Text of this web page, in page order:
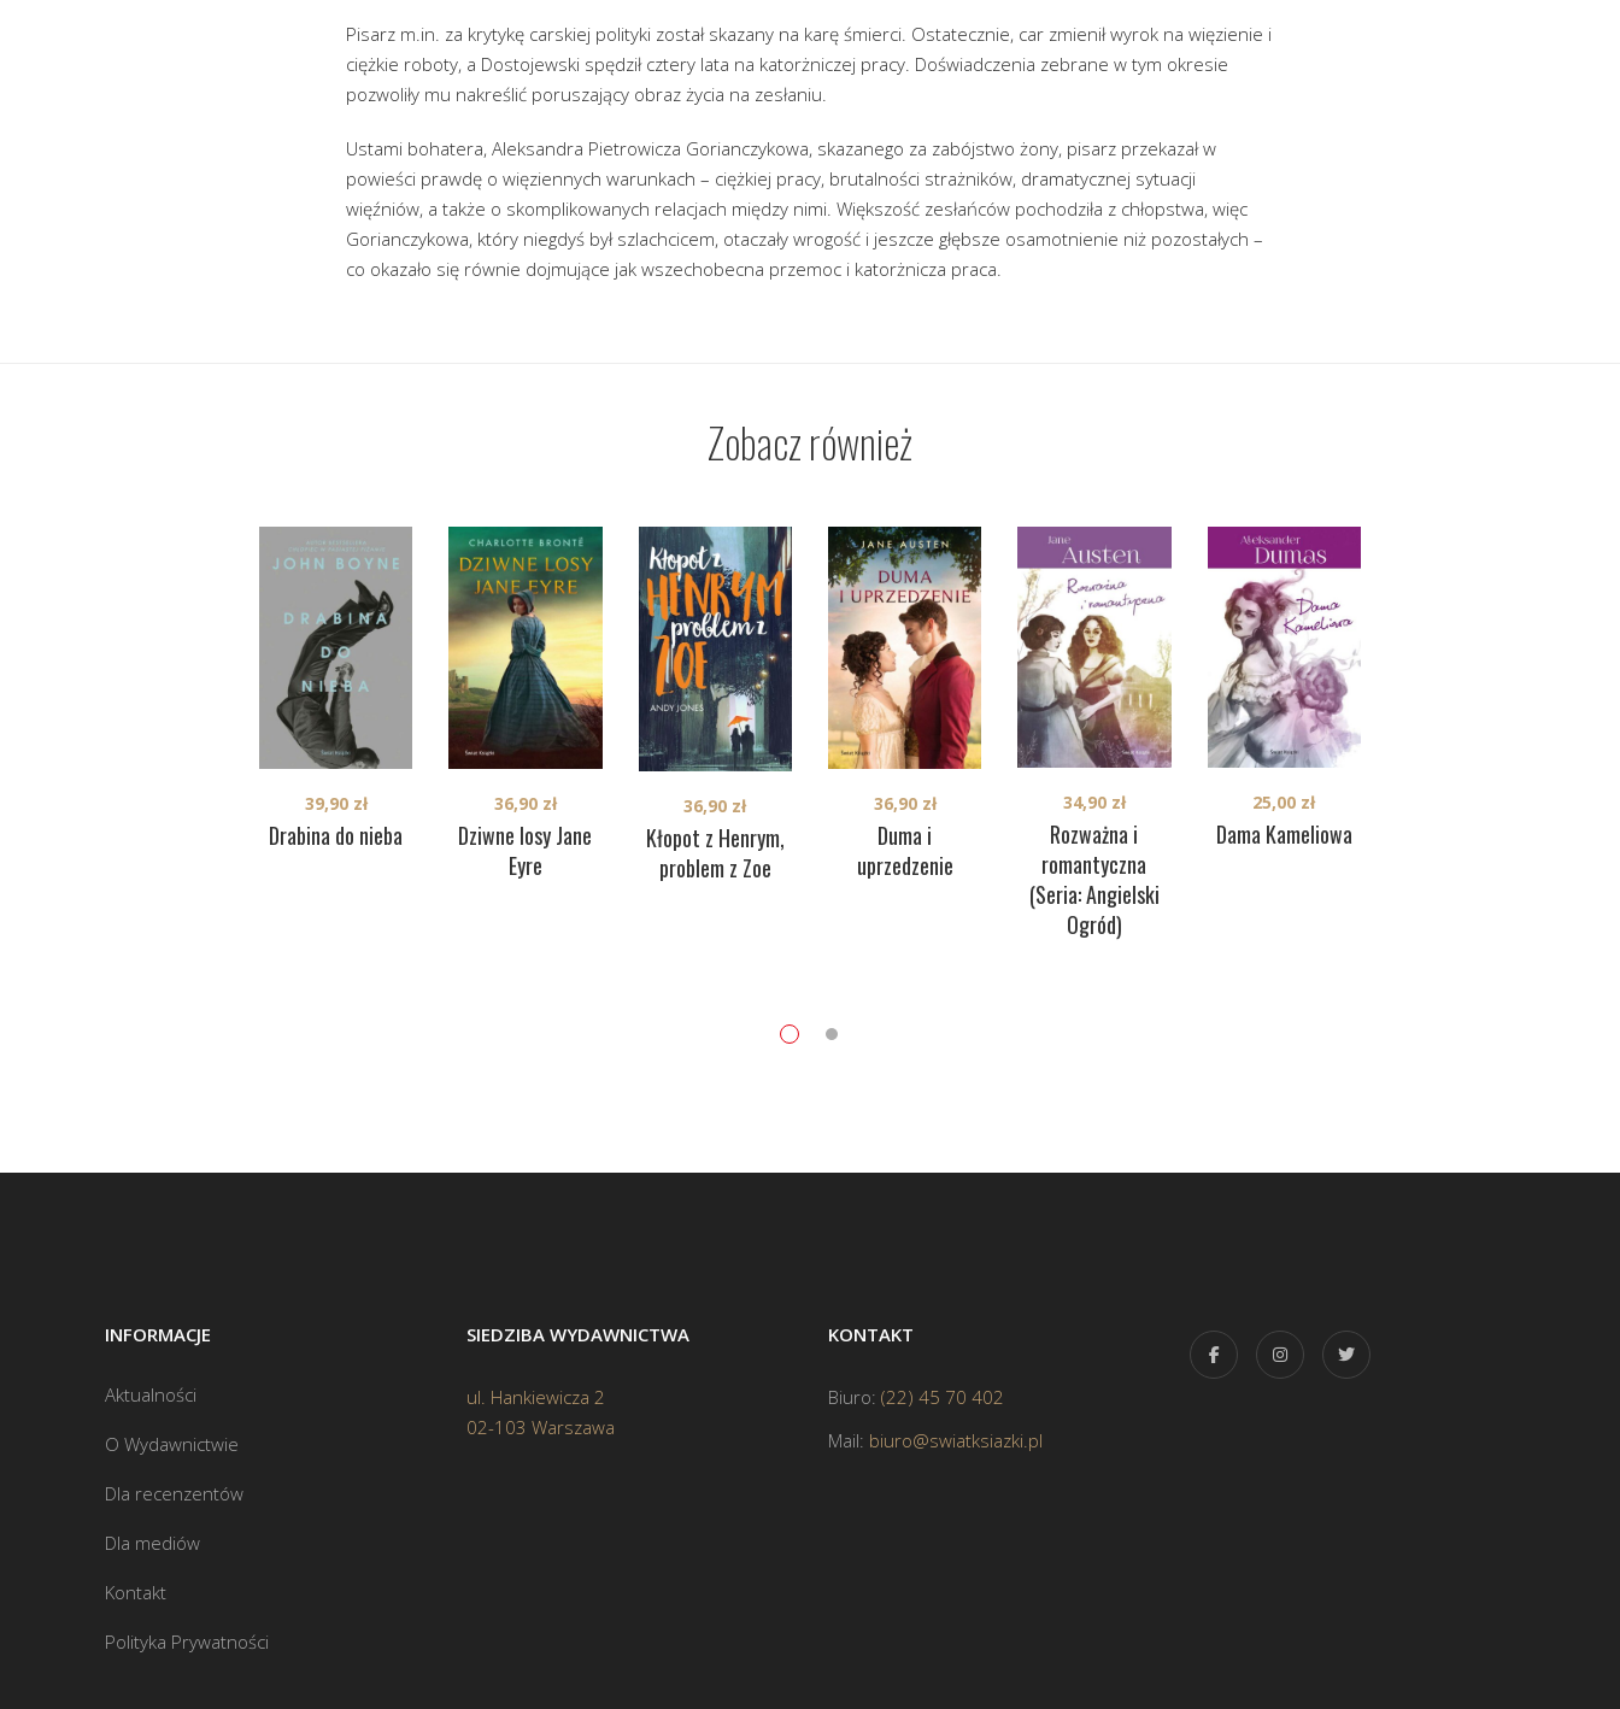
Pisarz m.in. za krytykę carskiej polityki został skazany na karę śmierci. Ostatecznie, car zmienił wyrok na więzienie i
ciężkie roboty, a Dostojewski spędził cztery lata na katorżniczej pracy. Doświadczenia zebrane w tym okresie
pozwoliły mu nakreślić poruszający obraz życia na zesłaniu.
Ustami bohatera, Aleksandra Pietrowicza Gorianczykowa, skazanego za zabójstwo żony, pisarz przekazał w
powieści prawdę o więziennych warunkach – ciężkiej pracy, brutalności strażników, dramatycznej sytuacji
więźniów, a także o skomplikowanych relacjach między nimi. Większość zesłańców pochodziła z chłopstwa, więc
Gorianczykowa, który niegdyś był szlachcicem, otaczały wrogość i jeszcze głębsze osamotnienie niż pozostałych –
co okazało się równie dojmujące jak wszechobecna przemoc i katorżnicza praca.
Zobacz również
Drabina do nieba
39,90 zł
Dziwne losy Jane
Eyre
36,90 zł
Kłopot z Henrym,
problem z Zoe
36,90 zł
Duma i
uprzedzenie
36,90 zł
Rozważna i
romantyczna
(Seria: Angielski
Ogród)
34,90 zł
Dama Kameliowa
25,00 zł
INFORMACJE
Aktualności
O Wydawnictwie
Dla recenzentów
Dla mediów
Kontakt
Polityka Prywatności
SIEDZIBA WYDAWNICTWA
ul. Hankiewicza 2
02-103 Warszawa
KONTAKT
Biuro: (22) 45 70 402
Mail: biuro@swiatksiazki.pl